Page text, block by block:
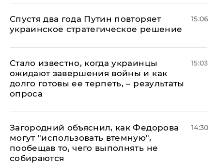
Спустя два года Путин повторяет
украинское стратегическое решение
15:06
Стало известно, когда украинцы
ожидают завершения войны и как
долго готовы ее терпеть, – результаты
опроса
15:03
Загородний объяснил, как Федорова
могут "использовать втемную",
пообещав то, чего выполнять не
собираются
14:30